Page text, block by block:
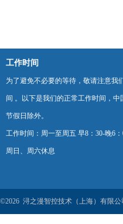
工作时间
为了避免不必要的等待，敬请注意我
间 。以下是我们的正常工作时间，中
节假日除外。
工作时间：周一至周五 早8：30-晚6
周日、周六休息
©2026 浔之漫智控技术（上海）有限公